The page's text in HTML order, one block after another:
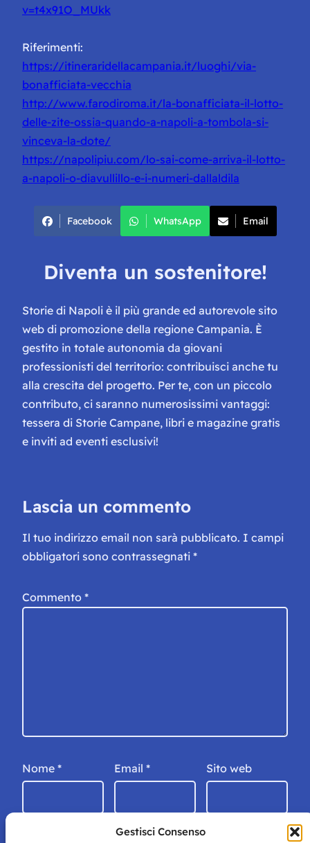
Gestisci Consenso
v=t4x91O_MUkk
Riferimenti:
https://itineraridellacampania.it/luoghi/via-
bonafficiata-vecchia
http://www.farodiroma.it/la-bonafficiata-il-lotto-
delle-zite-ossia-quando-a-napoli-a-tombola-si-
vinceva-la-dote/
https://napolipiu.com/lo-sai-come-arriva-il-lotto-
a-napoli-o-diavullillo-e-i-numeri-dallaldila
Facebook WhatsApp Email
Diventa un sostenitore!
Storie di Napoli è il più grande ed autorevole sito
web di promozione della regione Campania. È
gestito in totale autonomia da giovani
professionisti del territorio: contribuisci anche tu
alla crescita del progetto. Per te, con un piccolo
contributo, ci saranno numerosissimi vantaggi:
tessera di Storie Campane, libri e magazine gratis
e inviti ad eventi esclusivi!
Lascia un commento
Il tuo indirizzo email non sarà pubblicato. I campi
obbligatori sono contrassegnati *
Commento *
Nome * Email * Sito web